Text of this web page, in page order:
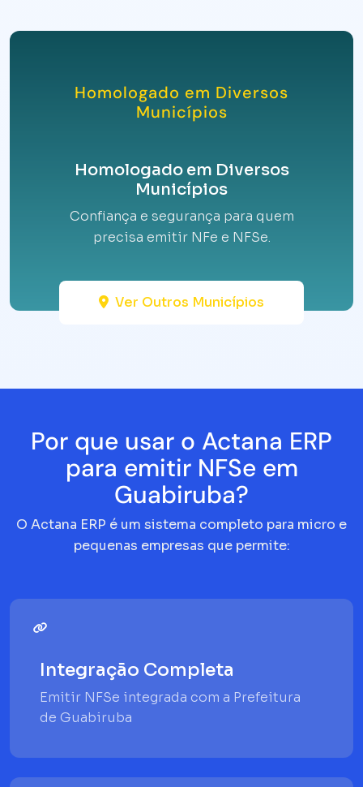
Homologado em Diversos
Municípios
Homologado em Diversos
Municípios
Confiança e segurança para quem
precisa emitir NFe e NFSe.
Ver Outros Municípios
Por que usar o Actana ERP
para emitir NFSe em
Guabiruba?
O Actana ERP é um sistema completo para micro e
pequenas empresas que permite:
Integração Completa
Emitir NFSe integrada com a Prefeitura
de Guabiruba